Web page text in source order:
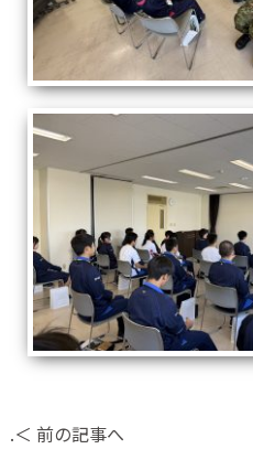
.＜ 前の記事へ